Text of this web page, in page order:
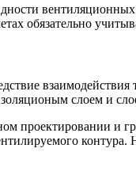
обязательно
слоем и
проектировании и